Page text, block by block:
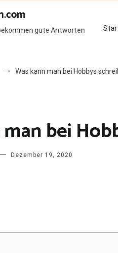
gute Antworten
Was kann man bei Hobbys
bei
Dezember 19, 2020